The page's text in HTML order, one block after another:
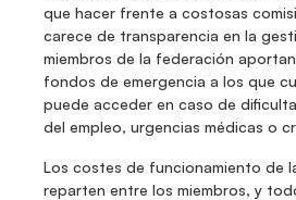
que hacer frente a costosas
carece de transparencia en la
miembros de la federación
fondos de emergencia a los que
puede acceder en caso de
del empleo, urgencias médicas o
Los costes de funcionamiento de
reparten entre los miembros, y